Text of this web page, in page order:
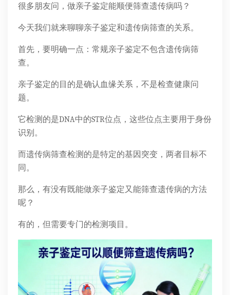
很多朋友问，做亲子鉴定能顺便筛查遗传病吗？
今天我们就来聊聊亲子鉴定和遗传病筛查的关系。
首先，要明确一点：常规亲子鉴定不包含遗传病筛
查。
亲子鉴定的目的是确认血缘关系，不是检查健康问
题。
它检测的是DNA中的STR位点，这些位点主要用于身份
识别。
而遗传病筛查检测的是特定的基因突变，两者目标不
同。
那么，有没有既能做亲子鉴定又能筛查遗传病的方法
呢？
有的，但需要专门的检测项目。